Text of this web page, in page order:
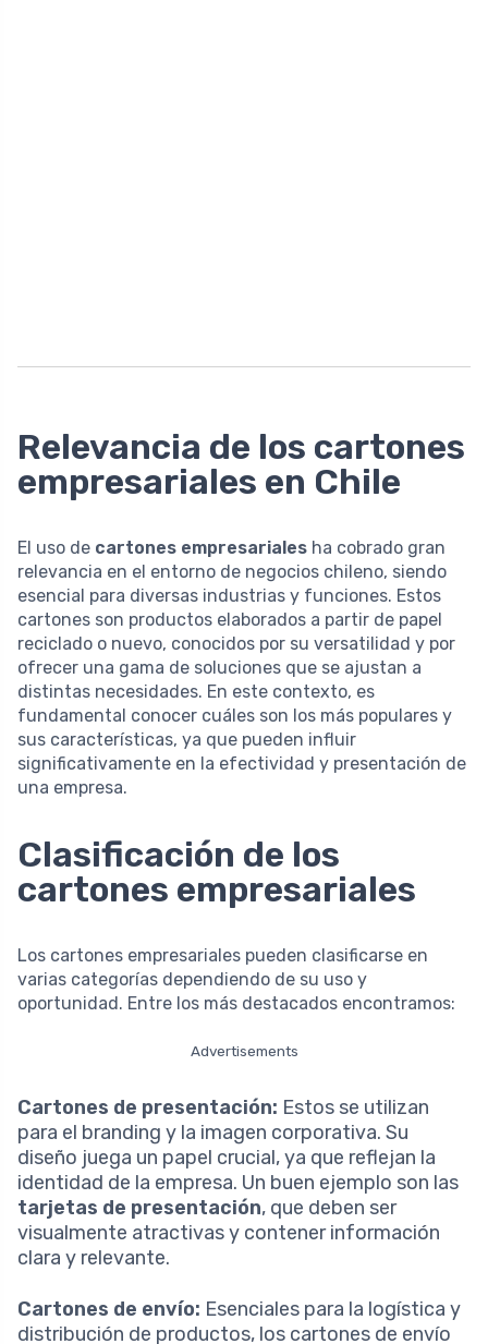
Relevancia de los cartones
empresariales en Chile
El uso de cartones empresariales ha cobrado gran
relevancia en el entorno de negocios chileno, siendo
esencial para diversas industrias y funciones. Estos
cartones son productos elaborados a partir de papel
reciclado o nuevo, conocidos por su versatilidad y por
ofrecer una gama de soluciones que se ajustan a
distintas necesidades. En este contexto, es
fundamental conocer cuáles son los más populares y
sus características, ya que pueden influir
significativamente en la efectividad y presentación de
una empresa.
Clasificación de los
cartones empresariales
Los cartones empresariales pueden clasificarse en
varias categorías dependiendo de su uso y
oportunidad. Entre los más destacados encontramos:
Advertisements
Cartones de presentación: Estos se utilizan
para el branding y la imagen corporativa. Su
diseño juega un papel crucial, ya que reflejan la
identidad de la empresa. Un buen ejemplo son las
tarjetas de presentación, que deben ser
visualmente atractivas y contener información
clara y relevante.
Cartones de envío: Esenciales para la logística y
distribución de productos, los cartones de envío